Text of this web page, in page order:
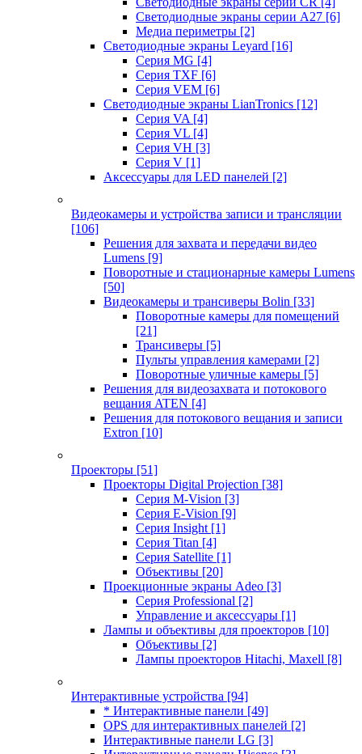
Светодиодные экраны серии А27 [6]
Медиа периметры [2]
Светодиодные экраны Leyard [16]
Серия MG [4]
Серия TXF [6]
Серия VEM [6]
Светодиодные экраны LianTronics [12]
Серия VA [4]
Серия VL [4]
Серия VH [3]
Серия V [1]
Аксессуары для LED панелей [2]
Видеокамеры и устройства записи и трансляции
[106]
Решения для захвата и передачи видео
Lumens [9]
Поворотные и стационарные камеры Lumens
[50]
Видеокамеры и трансиверы Bolin [33]
Поворотные камеры для помещений
[21]
Трансиверы [5]
Пульты управления камерами [2]
Поворотные уличные камеры [5]
Решения для видеозахвата и потокового
вещания ATEN [4]
Решения для потокового вещания и записи
Extron [10]
Проекторы [51]
Проекторы Digital Projection [38]
Серия M-Vision [3]
Серия E-Vision [9]
Серия Insight [1]
Серия Titan [4]
Серия Satellite [1]
Объективы [20]
Проекционные экраны Adeo [3]
Серия Professional [2]
Управление и аксессуары [1]
Лампы и объективы для проекторов [10]
Объективы [2]
Лампы проекторов Hitachi, Maxell [8]
Интерактивные устройства [94]
* Интерактивные панели [49]
OPS для интерактивных панелей [2]
Интерактивные панели LG [3]